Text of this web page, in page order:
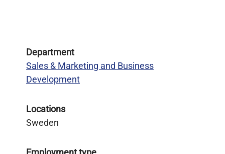
Department
Sales & Marketing and Business
Development
Locations
Sweden